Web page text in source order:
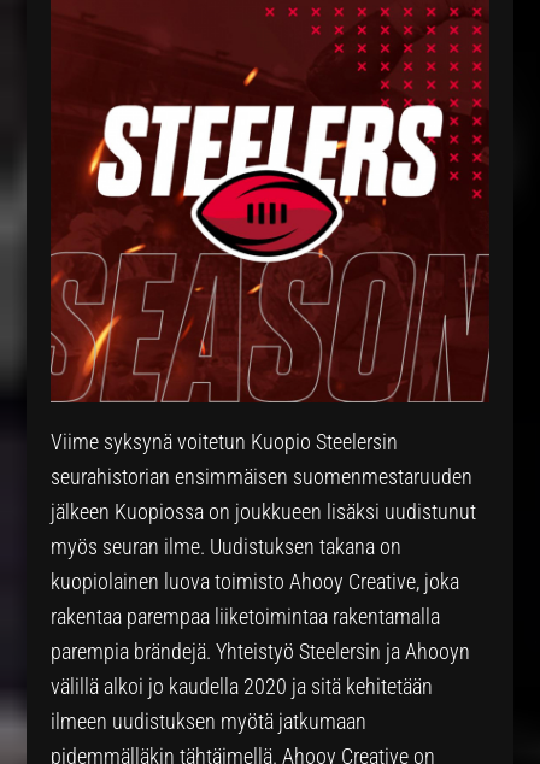
Viime syksynä voitetun Kuopio Steelersin
seurahistorian ensimmäisen suomenmestaruuden
jälkeen Kuopiossa on joukkueen lisäksi uudistunut
myös seuran ilme. Uudistuksen takana on
kuopiolainen luova toimisto Ahooy Creative, joka
rakentaa parempaa liiketoimintaa rakentamalla
parempia brändejä. Yhteistyö Steelersin ja Ahooyn
välillä alkoi jo kaudella 2020 ja sitä kehitetään
ilmeen uudistuksen myötä jatkumaan
pidemmälläkin tähtäimellä. Ahooy Creative on